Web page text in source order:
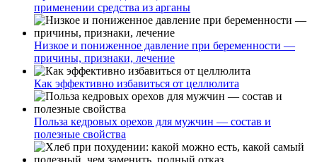
применении средства из арганы
Низкое и пониженное давление при беременности —
причины, признаки, лечение
Как эффективно избавиться от целлюлита
Польза кедровых орехов для мужчин — состав и
полезные свойства